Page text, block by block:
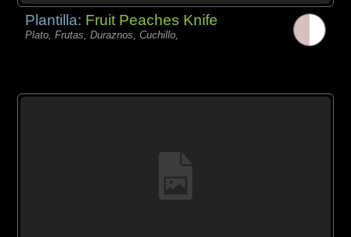
Plantilla: Fruit Peaches Knife
Plato, Frutas, Duraznos, Cuchillo,